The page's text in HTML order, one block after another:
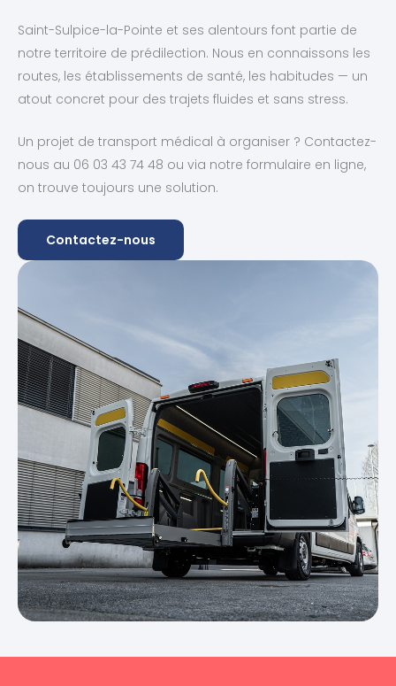
Saint-Sulpice-la-Pointe et ses alentours font partie de
notre territoire de prédilection. Nous en connaissons les
routes, les établissements de santé, les habitudes — un
atout concret pour des trajets fluides et sans stress.
Un projet de transport médical à organiser ? Contactez-
nous au 06 03 43 74 48 ou via notre formulaire en ligne,
on trouve toujours une solution.
Contactez-nous